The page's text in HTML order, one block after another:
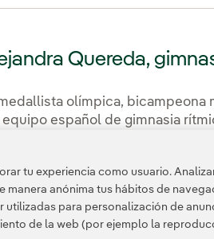
Quereda,
olímpica, bicampeona
español de gimnasia
tu experiencia como usuario.
anónima tus hábitos de
para personalización de
de la web (por ejemplo la